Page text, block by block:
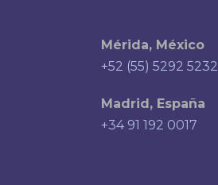
Mérida, México
+52 (55) 5292 5232
Madrid, España
+34 91 192 0017